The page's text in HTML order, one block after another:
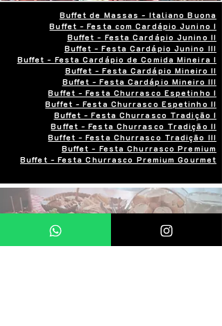
Buffet de Massas - Italiano Buona
Buffet - Festa com Cardápio Junino I
Buffet - Festa Cardápio Junino II
Buffet - Festa Cardápio Junino III
Buffet - Festa Cardápio de Comida Mineira I
Buffet - Festa Cardápio Mineiro II
Buffet - Festa Cardápio Mineiro III
Buffet - Festa Churrasco Espetinho I
Buffet - Festa Churrasco Espetinho II
Buffet - Festa Churrasco Tradição I
Buffet - Festa Churrasco Tradição II
Buffet - Festa Churrasco Tradição III
Buffet - Festa Churrasco Premium
Buffet - Festa Churrasco Premium Gourmet